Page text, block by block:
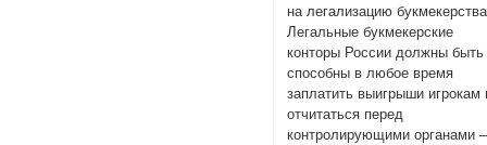
на легализацию
Легальные букмекерские
конторы России должны быть
способны в любое время
заплатить выигрыши игрокам
отчитаться перед
контролирующими органами